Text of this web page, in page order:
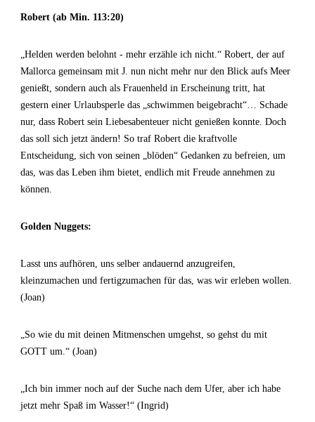
Robert (ab Min. 113:20)
„Helden werden belohnt - mehr erzähle ich nicht.“ Robert, der auf
Mallorca gemeinsam mit J. nun nicht mehr nur den Blick aufs Meer
genießt, sondern auch als Frauenheld in Erscheinung tritt, hat
gestern einer Urlaubsperle das „schwimmen beigebracht“… Schade
nur, dass Robert sein Liebesabenteuer nicht genießen konnte. Doch
das soll sich jetzt ändern! So traf Robert die kraftvolle
Entscheidung, sich von seinen „blöden“ Gedanken zu befreien, um
das, was das Leben ihm bietet, endlich mit Freude annehmen zu
können.
Golden Nuggets:
Lasst uns aufhören, uns selber andauernd anzugreifen,
kleinzumachen und fertigzumachen für das, was wir erleben wollen.
(Joan)
„So wie du mit deinen Mitmenschen umgehst, so gehst du mit
GOTT um.“ (Joan)
„Ich bin immer noch auf der Suche nach dem Ufer, aber ich habe
jetzt mehr Spaß im Wasser!“ (Ingrid)